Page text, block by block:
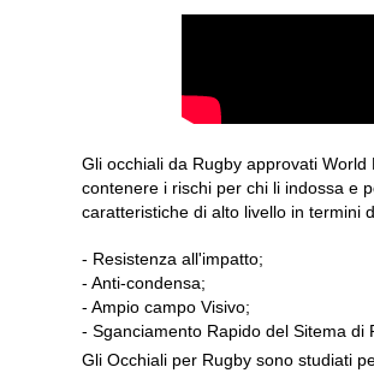
Gli occhiali da Rugby approvati
contenere i rischi per chi li indossa e
caratteristiche di alto livello in termini
- Resistenza all'impatto;
- Anti-condensa;
- Ampio campo Visivo;
- Sganciamento Rapido del Sitema di
Gli Occhiali per Rugby sono studiati